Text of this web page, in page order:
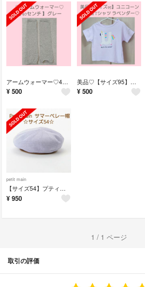
アームウォーマー♡40センチ♡グレー
¥ 500
美品♡【サイズ95】ユニコーン 半袖 Tシャツ ラベンダー
¥ 500
petit main
【サイズ54】プティマイン サマーベレー帽
¥ 950
1 / 1 ページ
取引の評価